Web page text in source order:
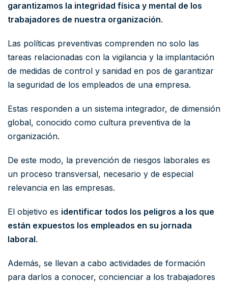
garantizamos la integridad física y mental de los
trabajadores de nuestra organización.
Las políticas preventivas comprenden no solo las
tareas relacionadas con la vigilancia y la implantación
de medidas de control y sanidad en pos de garantizar
la seguridad de los empleados de una empresa.
Estas responden a un sistema integrador, de dimensión
global, conocido como cultura preventiva de la
organización.
De este modo, la prevención de riesgos laborales es
un proceso transversal, necesario y de especial
relevancia en las empresas.
El objetivo es identificar todos los peligros a los que
están expuestos los empleados en su jornada
laboral.
Además, se llevan a cabo actividades de formación
para darlos a conocer, concienciar a los trabajadores